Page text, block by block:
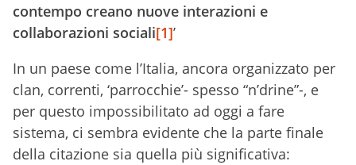
contempo creano nuove interazioni e
collaborazioni sociali[1]’
In un paese come l’Italia, ancora organizzato per
clan, correnti, ‘parrocchie’- spesso “n’drine”-, e
per questo impossibilitato ad oggi a fare
sistema, ci sembra evidente che la parte finale
della citazione sia quella più significativa: